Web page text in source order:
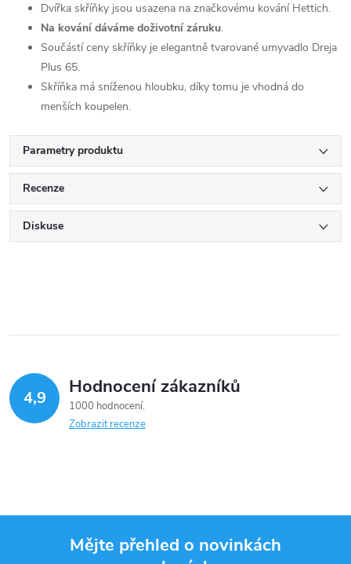
Dvířka skříňky jsou usazena na značkovému kování Hettich.
Na kování dáváme doživotní záruku.
Součástí ceny skříňky je elegantně tvarované umyvadlo Dreja
Plus 65.
Skříňka má sníženou hloubku, díky tomu je vhodná do
menších koupelen.
Parametry produktu
Recenze
Diskuse
4,9 Hodnocení zákazníků
1000 hodnocení
Zobrazit recenze
Mějte přehled o novinkách